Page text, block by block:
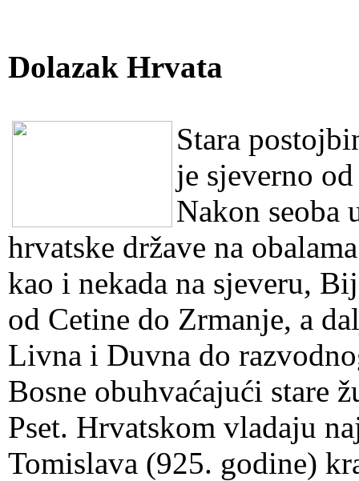
Dolazak Hrvata
Stara
je sjeverno
Nakon
hrvatske države na
kao i nekada na sjeveru,
od Cetine do Zrmanje, a
Livna i Duvna do
Bosne obuhvaćajući stare
Pset. Hrvatskom vladaju
Tomislava (925. godine)